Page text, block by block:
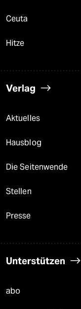
Ceuta
Hitze
Verlag
Aktuelles
Hausblog
Die Seitenwende
Stellen
Presse
Unterstützen
abo